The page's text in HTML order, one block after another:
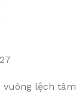
vuông lệch tâm